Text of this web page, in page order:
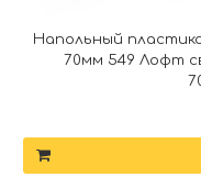
Напольный
70мм 549 Лофт